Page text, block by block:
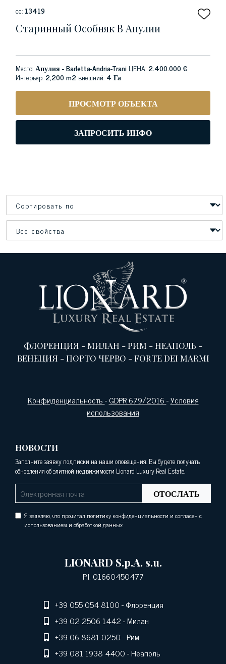
сс: 13419
Старинный Особняк В Апулии
Место:Апулия - Barletta-Andria-Trani ЦЕНА: 2.400.000 €
Интерьер: 2,200 m2 внешний: 4 Га
ПРОСМОТР ОБЪЕКТА
ЗАПРОСИТЬ ИНФО
ФЛОРЕНЦИЯ -МИЛАН -РИМ -НЕАПОЛЬ -
ВЕНЕЦИЯ -ПОРТО ЧЕРВО -FORTE DEI MARMI
Конфиденциальность-GDPR 679/2016-Условия
использования
НОВОСТИ
Заполните заявку подписки на наши оповещения. Вы будете получать
обновления об элитной недвижимости Lionard Luxury Real Estate.
ОТОСЛАТЬ
Я заявляю, что прочитал политику конфиденциальности и согласен с
использованием и обработкой данных
LIONARD S.p.A. s.u.
P.I. 01660450477
+39 055 054 8100- Флоренция
+39 02 2506 1442- Милан
+39 06 8681 0250- Рим
+39 081 1938 4400- Неаполь